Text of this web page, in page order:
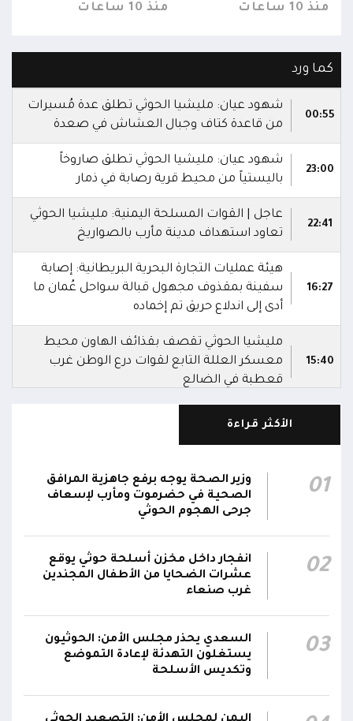
منذ 10 ساعات منذ 10 ساعات
كما ورد
00:55
شهود عيان: مليشيا الحوثي تطلق عدة مُسيرات
من قاعدة كتاف وجبال العشاش في صعدة
23:00
شهود عيان: مليشيا الحوثي تطلق صاروخاً
باليستياً من محيط قرية رصابة في ذمار
22:41
عاجل | القوات المسلحة اليمنية: مليشيا الحوثي
تعاود استهداف مدينة مأرب بالصواريخ
16:27
هيئة عمليات التجارة البحرية البريطانية: إصابة
سفينة بمقذوف مجهول قبالة سواحل عُمان ما
أدى إلى اندلاع حريق تم إخماده
15:40
مليشيا الحوثي تقصف بقذائف الهاون محيط
معسكر العللة التابع لقوات درع الوطن غرب
قعطبة في الضالع
مليشيا الحوثي تقصف أحياء سكنية غرب قعطبة
15:35
قصف حوثي عشوائي بالسلاح الثقيل يستهدف
مناطق مآهولة بقرى المعزوب والعبارى في
محافظة الضالع
12:22
والجيش يقصف مواقع حوثية ويتصدى للمسيرات
الأكثر قراءة
01
وزير الصحة يوجه برفع جاهزية المرافق
الصحية في حضرموت ومأرب لإسعاف
جرحى الهجوم الحوثي
02
انفجار داخل مخزن أسلحة حوثي يوقع
عشرات الضحايا من الأطفال المجندين
غرب صنعاء
03
السعدي يحذر مجلس الأمن: الحوثيون
يستغلون التهدئة لإعادة التموضع
وتكديس الأسلحة